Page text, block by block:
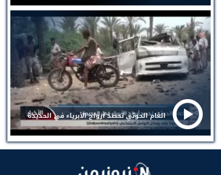
الغام الحوثي تحصد أرواح الأبرياء في الحديدة